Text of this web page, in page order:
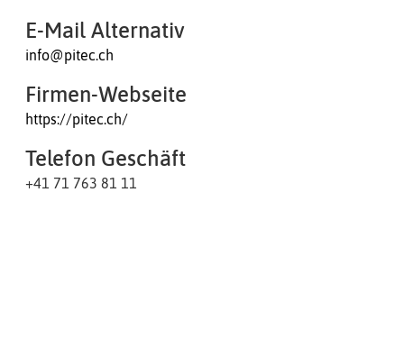
E-Mail Alternativ
info@pitec.ch
Firmen-Webseite
https://pitec.ch/
Telefon Geschäft
+41 71 763 81 11